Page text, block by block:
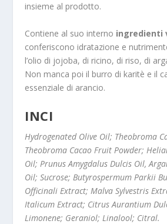
insieme al prodotto.
Contiene al suo interno ingredienti
conferiscono idratazione e
l’olio di jojoba, di ricino, di riso, di
Non manca poi il burro di karitè e il
essenziale di arancio.
INCI
Hydrogenated Olive Oil; Theobroma
Theobroma Cacao Fruit Powder;
Oil; Prunus Amygdalus Dulcis Oil,
Oil; Sucrose; Butyrospermum Parkii
Officinali Extract; Malva Sylvestris
Italicum Extract; Citrus Aurantium
Limonene; Geraniol; Linalool; Citral.